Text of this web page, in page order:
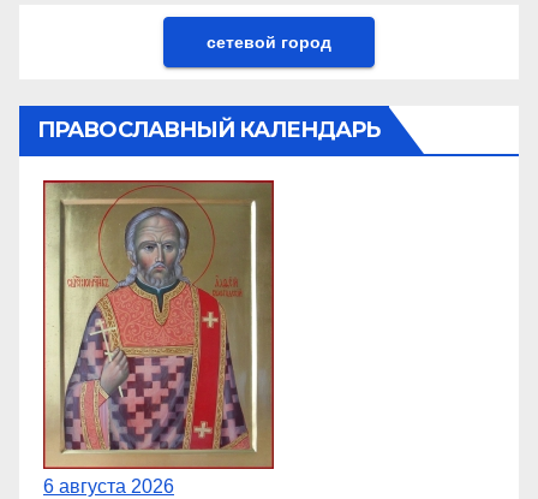
сетевой город
ПРАВОСЛАВНЫЙ КАЛЕНДАРЬ
6 августа 2026